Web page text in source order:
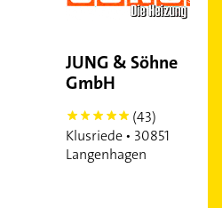
JUNG & Söhne
GmbH
5
(43)
Klusriede • 30851
Langenhagen